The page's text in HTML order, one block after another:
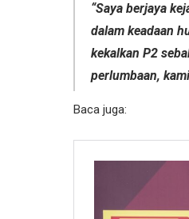
“Saya berjaya
dalam keadaan
kekalkan P2
perlumbaan,
Baca juga: